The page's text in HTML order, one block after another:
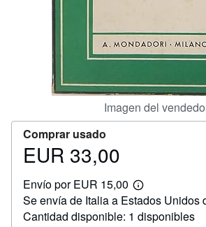
Imagen del
Comprar usado
Precio
33,00
EUR 33,00
Envío por EUR 15,00
Más
información
sobre
las
Se envía de Italia a Estados Unidos
Cantidad disponible: 1 disponibles